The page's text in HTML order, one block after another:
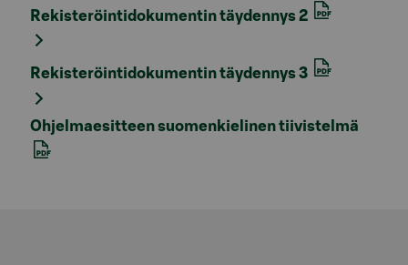
Rekisteröintidokumentin täydennys 2
Rekisteröintidokumentin täydennys 3
Ohjelmaesitteen suomenkielinen tiivistelmä